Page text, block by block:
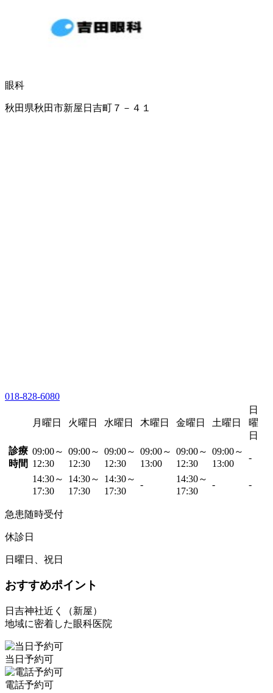
眼科
秋田県秋田市新屋日吉町７－４１
018-828-6080
月曜日 火曜日 水曜日 木曜日 金曜日 土曜日
日
曜
日
診療
時間
09:00～
12:30
09:00～
12:30
09:00～
12:30
09:00～
13:00
09:00～
12:30
09:00～
13:00
-
14:30～
17:30
14:30～
17:30
14:30～
17:30
-
14:30～
17:30
- -
急患随時受付
休診日
日曜日、祝日
おすすめポイント
日吉神社近く（新屋）
地域に密着した眼科医院
当日予約可
電話予約可